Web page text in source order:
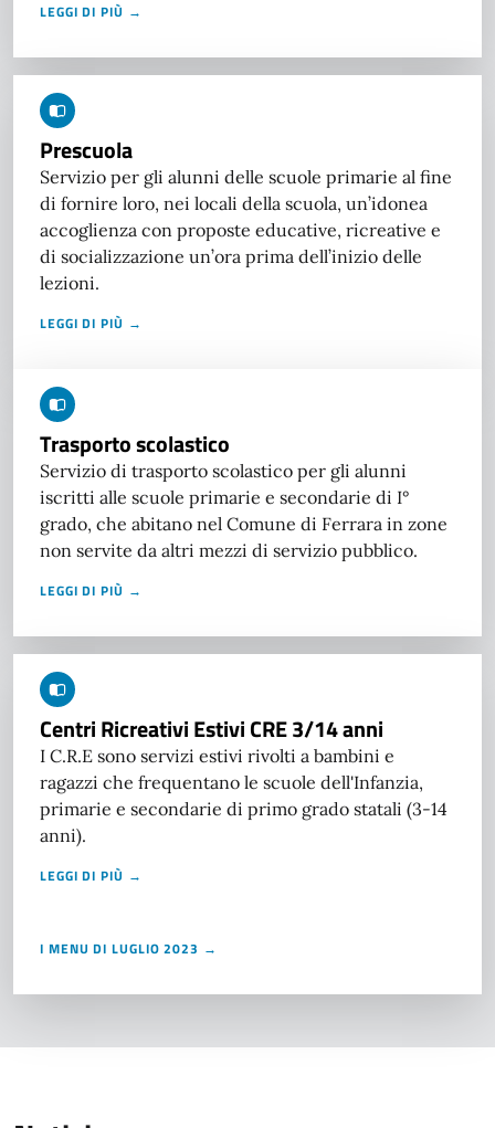
LEGGI DI PIÙ →
Prescuola
Servizio per gli alunni delle scuole primarie al fine
di fornire loro, nei locali della scuola, un’idonea
accoglienza con proposte educative, ricreative e
di socializzazione un’ora prima dell’inizio delle
lezioni.
LEGGI DI PIÙ →
Trasporto scolastico
Servizio di trasporto scolastico per gli alunni
iscritti alle scuole primarie e secondarie di I°
grado, che abitano nel Comune di Ferrara in zone
non servite da altri mezzi di servizio pubblico.
LEGGI DI PIÙ →
Centri Ricreativi Estivi CRE 3/14 anni
I C.R.E sono servizi estivi rivolti a bambini e
ragazzi che frequentano le scuole dell'Infanzia,
primarie e secondarie di primo grado statali (3-14
anni).
LEGGI DI PIÙ →
I MENU DI LUGLIO 2023 →